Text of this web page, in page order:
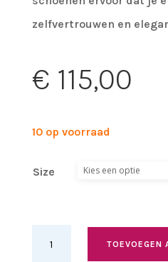
zelfvertrouwen en
€ 115,00
10 op voorraad
Size
latin,
TOEVOEGEN